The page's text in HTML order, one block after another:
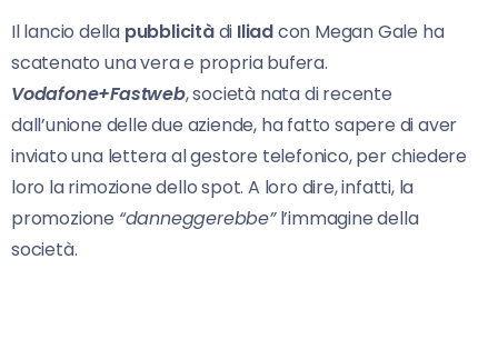
Il lancio della pubblicitàdi Iliadcon Megan Gale ha
scatenato una vera e propria bufera.
Vodafone+Fastweb, società nata di recente
dall’unione delle due aziende, ha fatto sapere di aver
inviato una lettera al gestore telefonico, per chiedere
loro la rimozione dello spot. A loro dire, infatti, la
promozione “danneggerebbe”l’immagine della
società.